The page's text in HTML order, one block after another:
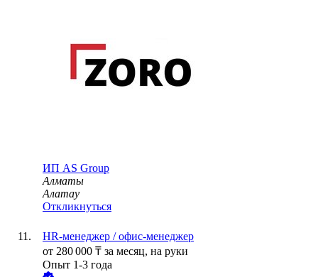
ИП AS Group
Алматы
Алатау
Откликнуться
HR-менеджер / офис-менеджер
от 280 000 ₸ за месяц, на руки
Опыт 1-3 года